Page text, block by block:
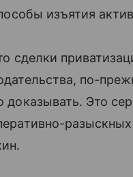
изъятия
сделки
по-
Это